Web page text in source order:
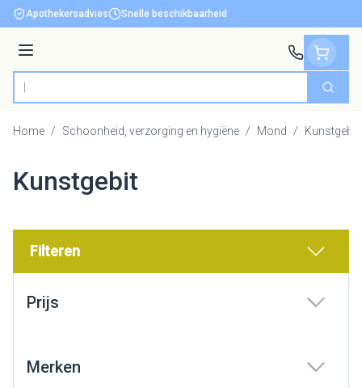
Ga naar de inhoud
Apothekersadvies Snelle beschikbaarheid
Menu
Product, merk, categorie... Zoek
Home / Schoonheid, verzorging en hygiëne / Mond / Kunstgebit
Kunstgebit
Filteren
Prijs
Merken